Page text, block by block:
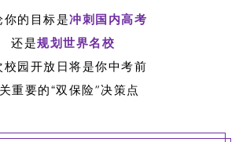
你的目标是冲刺国内高考
还是规划世界名校
校园开放日将是你中考前
重要的“双保险”决策点